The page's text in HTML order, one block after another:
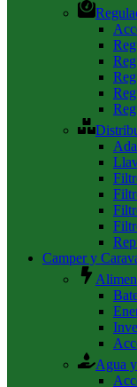
Camper y
Agua